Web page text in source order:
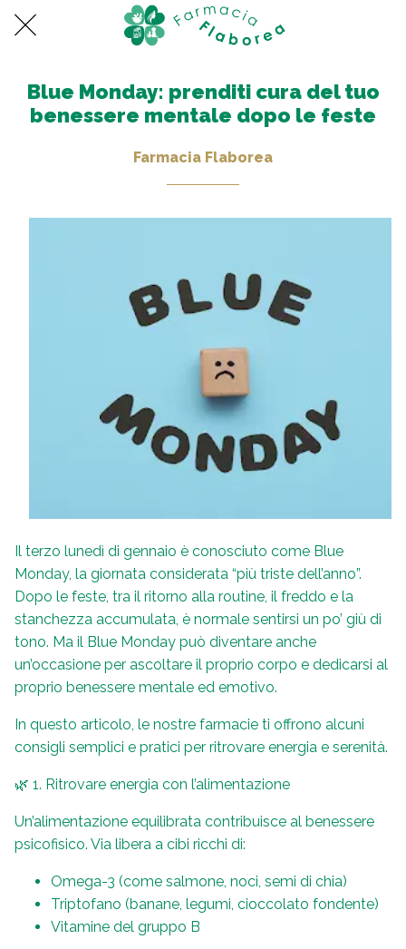
Blue Monday: prenditi cura del tuo
benessere mentale dopo le feste
Farmacia Flaborea
Il terzo lunedì di gennaio è conosciuto come Blue
Monday, la giornata considerata “più triste dell’anno”.
Dopo le feste, tra il ritorno alla routine, il freddo e la
stanchezza accumulata, è normale sentirsi un po’ giù di
tono. Ma il Blue Monday può diventare anche
un’occasione per ascoltare il proprio corpo e dedicarsi al
proprio benessere mentale ed emotivo.
In questo articolo, le nostre farmacie ti offrono alcuni
consigli semplici e pratici per ritrovare energia e serenità.
🌿 1. Ritrovare energia con l’alimentazione
Un’alimentazione equilibrata contribuisce al benessere
psicofisico. Via libera a cibi ricchi di:
Omega-3 (come salmone, noci, semi di chia)
Triptofano (banane, legumi, cioccolato fondente)
Vitamine del gruppo B